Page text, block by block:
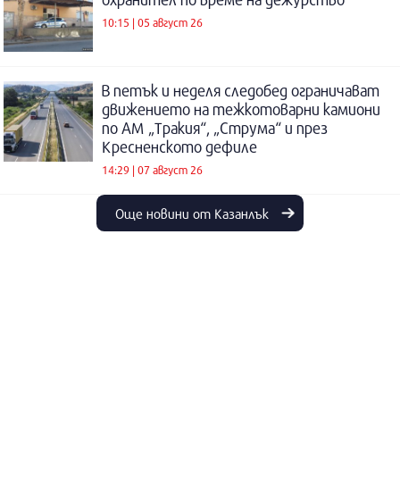
10:15 | 05 август 26
В петък и неделя следобед ограничават
движението на тежкотоварни камиони
по АМ „Тракия“, „Струма“ и през
Кресненското дефиле
14:29 | 07 август 26
Още новини от Казанлък